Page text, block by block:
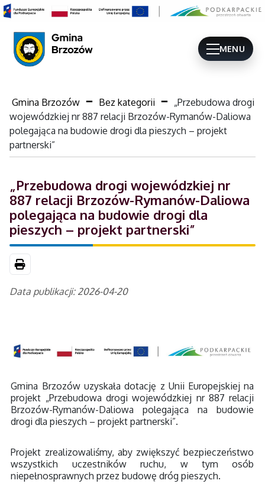
MENU
Gmina Brzozów Bez kategorii
„Przebudowa drogi
wojewódzkiej nr 887 relacji Brzozów-Rymanów-Daliowa
polegająca na budowie drogi dla pieszych – projekt
partnerski”
„Przebudowa drogi wojewódzkiej nr
887 relacji Brzozów-Rymanów-Daliowa
polegająca na budowie drogi dla
pieszych – projekt partnerski”
Drukuj
Data publikacji: 2026-04-20
Gmina Brzozów uzyskała dotację z Unii Europejskiej na
projekt „Przebudowa drogi wojewódzkiej nr 887 relacji
Brzozów-Rymanów-Daliowa polegająca na budowie
drogi dla pieszych – projekt partnerski”.
Projekt zrealizowaliśmy, aby zwiększyć bezpieczeństwo
wszystkich uczestników ruchu, w tym osób
niepełnosprawnych przez budowę dróg pieszych.